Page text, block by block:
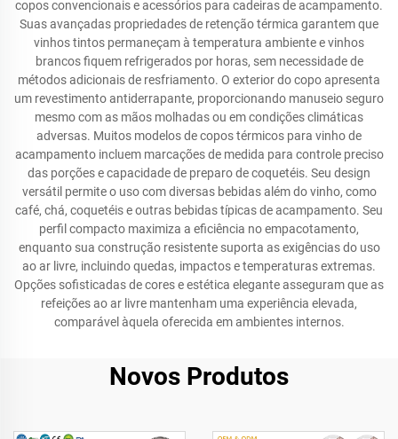
copos convencionais e acessórios para cadeiras de acampamento.
Suas avançadas propriedades de retenção térmica garantem que
vinhos tintos permaneçam à temperatura ambiente e vinhos
brancos fiquem refrigerados por horas, sem necessidade de
métodos adicionais de resfriamento. O exterior do copo apresenta
um revestimento antiderrapante, proporcionando manuseio seguro
mesmo com as mãos molhadas ou em condições climáticas
adversas. Muitos modelos de copos térmicos para vinho de
acampamento incluem marcações de medida para controle preciso
das porções e capacidade de preparo de coquetéis. Seu design
versátil permite o uso com diversas bebidas além do vinho, como
café, chá, coquetéis e outras bebidas típicas de acampamento. Seu
perfil compacto maximiza a eficiência no empacotamento,
enquanto sua construção resistente suporta as exigências do uso
ao ar livre, incluindo quedas, impactos e temperaturas extremas.
Opções sofisticadas de cores e estética elegante asseguram que as
refeições ao ar livre mantenham uma experiência elevada,
comparável àquela oferecida em ambientes internos.
Novos Produtos